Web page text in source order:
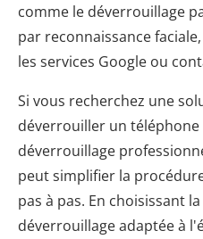
comme le déverrouillage
par reconnaissance
les services Google ou
Si vous recherchez une
déverrouiller un téléphone
déverrouillage
peut simplifier la
pas à pas. En choisissant
déverrouillage adaptée à